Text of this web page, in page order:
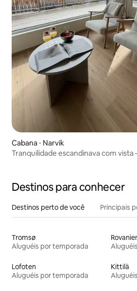
Cabana ⋅ Narvik
Tranquilidade escandinava com vista
Destinos para conhecer
Destinos perto de você Principais
Tromsø
Aluguéis por temporada
Lofoten
Aluguéis por temporada
Kittilä